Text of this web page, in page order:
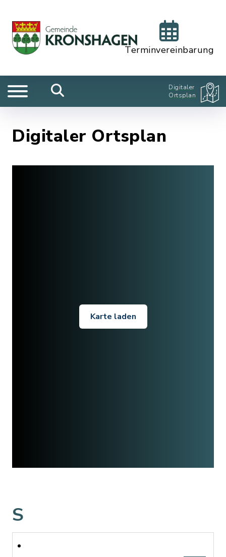
Terminvereinbarung
Digitaler
Ortsplan
Digitaler Ortsplan
Karte laden
S